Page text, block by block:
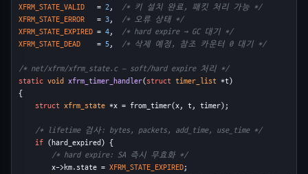
XFRM_STATE_VALID
   =
2,
/* 키 설치 완료, 패킷 처리 가능 */
XFRM_STATE_ERROR
   =
3,
/* 오류 상태 */
XFRM_STATE_EXPIRED = 4,
/* hard expire → GC 대기 */
XFRM_STATE_DEAD
    =
5, /* 삭제 예정, 참조 카운터 0 대기 */
/* net/xfrm/xfrm_state.c — soft/hard expire 처리 */
static void xfrm_timer_handler(struct timer_list *t)
{
struct xfrm_state *x = from_timer(x, t, timer);
/* lifetime 검사: bytes, packets, add_time, use_time */
if (hard_expired) {
/* hard expire: SA 즉시 무효화 */
        x->km.state =
XFRM_STATE_EXPIRED;